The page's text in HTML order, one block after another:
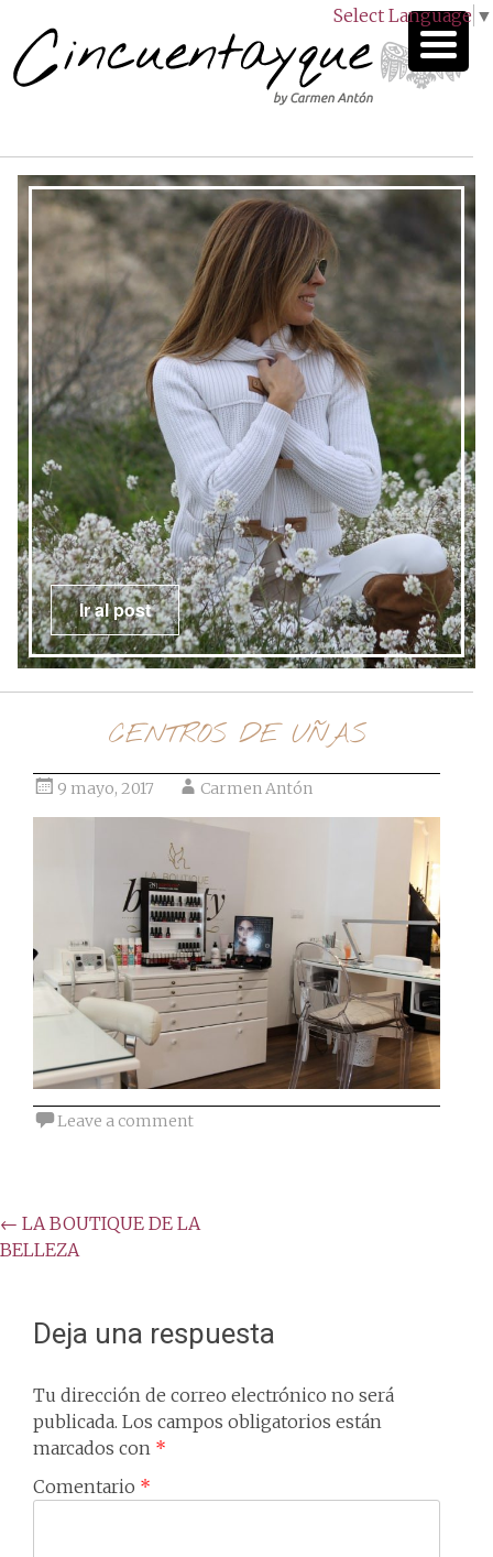
Select Language ▼
Ir al post
CENTROS DE UÑAS
9 mayo, 2017 Carmen Antón
Leave a comment
Post
navigation
← LA BOUTIQUE DE LA
BELLEZA
Deja una respuesta
Tu dirección de correo electrónico no será
publicada. Los campos obligatorios están
marcados con *
Comentario *